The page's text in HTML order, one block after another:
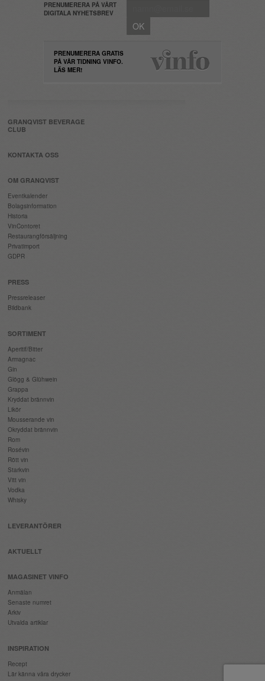
PRENUMERERA PÅ VÅRT
DIGITALA NYHETSBREV
PRENUMERERA GRATIS
PÅ VÅR TIDNING VINFO.
LÄS MER!
GRANQVIST BEVERAGE
CLUB
KONTAKTA OSS
OM GRANQVIST
Eventkalender
Bolagsinformation
Historia
VinContoret
Restaurangförsäljning
Privatimport
GDPR
PRESS
Pressreleaser
Bildbank
SORTIMENT
Aperitif/Bitter
Armagnac
Gin
Glögg & Glühwein
Grappa
Kryddat brännvin
Likör
Mousserande vin
Okryddat brännvin
Rom
Rosévin
Rött vin
Starkvin
Vitt vin
Vodka
Whisky
LEVERANTÖRER
AKTUELLT
MAGASINET VINFO
Anmälan
Senaste numret
Arkiv
Utvalda artiklar
INSPIRATION
Recept
Lär känna våra drycker